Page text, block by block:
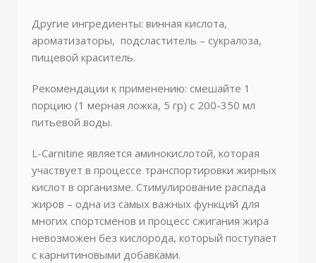
Другие ингредиенты: винная кислота,
ароматизаторы, подсластитель – сукралоза,
пищевой краситель.
Рекомендации к применению: смешайте 1
порцию (1 мерная ложка, 5 гр) с 200-350 мл
питьевой воды.
L-Carnitine является аминокислотой, которая
участвует в процессе транспортировки жирных
кислот в организме. Стимулирование распада
жиров – одна из самых важных функций для
многих спортсменов и процесс сжигания жира
невозможен без кислорода, который поступает
с карнитиновыми добавками.